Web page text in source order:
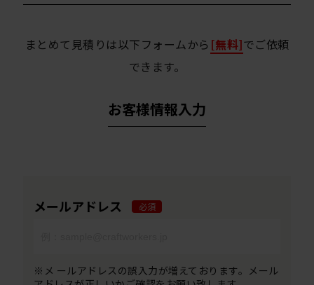
まとめて見積りは以下フォームから [無料]でご依頼
できます。
お客様情報入力
メールアドレス 必須
※メ ールアドレスの誤入力が増えております。メール